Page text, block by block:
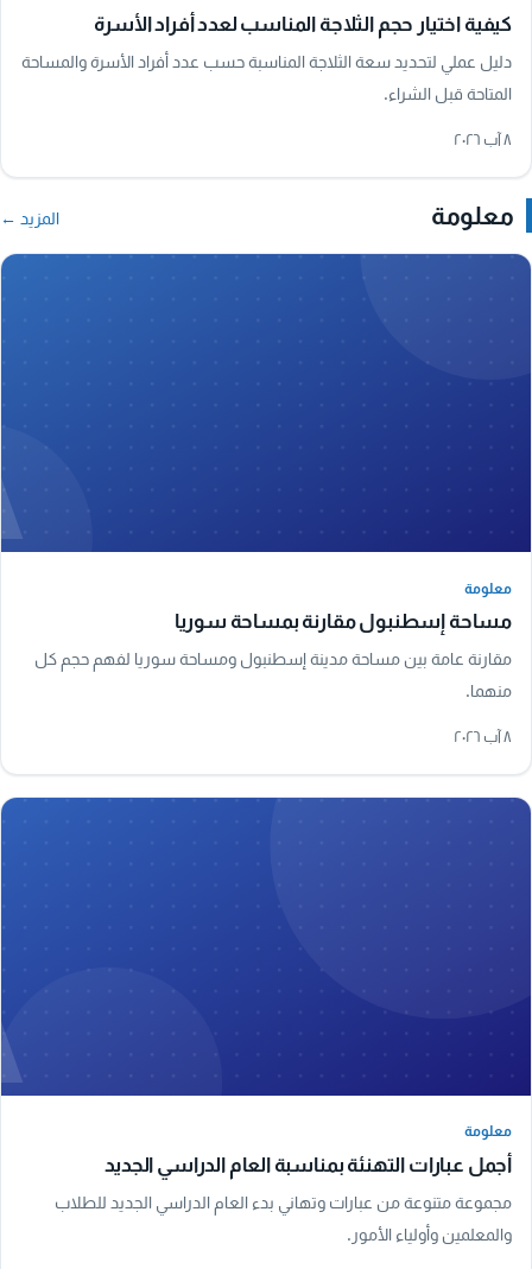
كيفية اختيار حجم الثلاجة المناسب لعدد أفراد الأسرة
دليل عملي لتحديد سعة الثلاجة المناسبة حسب عدد أفراد الأسرة والمساحة
المتاحة قبل الشراء.
٨ آب ٢٠٢٦
معلومة المزيد ←
معلومة
مساحة إسطنبول مقارنة بمساحة سوريا
مقارنة عامة بين مساحة مدينة إسطنبول ومساحة سوريا لفهم حجم كل
منهما.
٨ آب ٢٠٢٦
معلومة
أجمل عبارات التهنئة بمناسبة العام الدراسي الجديد
مجموعة متنوعة من عبارات وتهاني بدء العام الدراسي الجديد للطلاب
والمعلمين وأولياء الأمور.